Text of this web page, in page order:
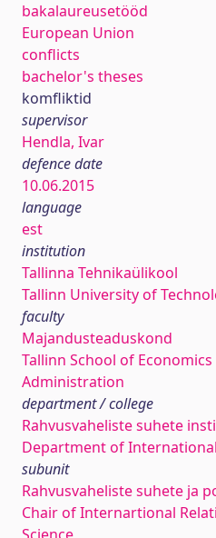
bakalaureusetööd
European Union
conflicts
bachelor's theses
komfliktid
supervisor
Hendla, Ivar
defence date
10.06.2015
language
est
institution
Tallinna Tehnikaülikool
Tallinn University of
faculty
Majandusteaduskond
Tallinn School of
Administration
department / college
Rahvusvaheliste suhete
Department of
subunit
Rahvusvaheliste suhete ja
Chair of Internartional